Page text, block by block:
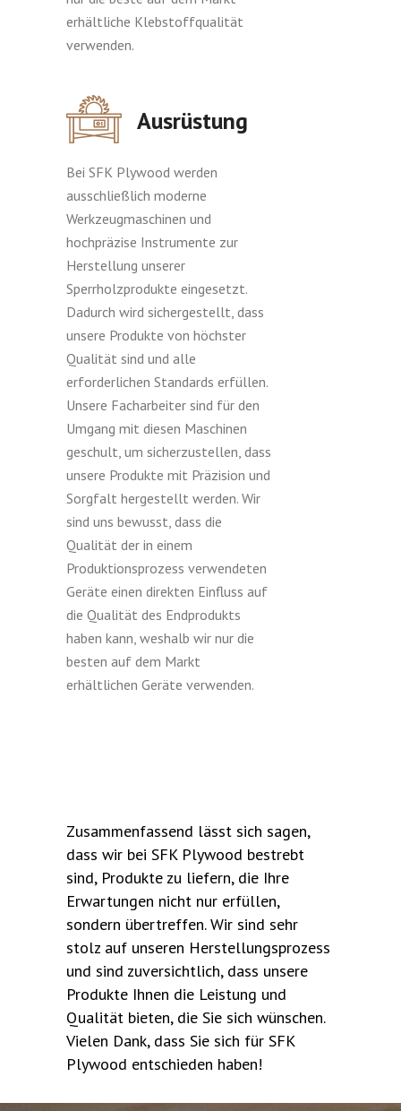
erhältliche Klebstoffqualität
verwenden.
Ausrüstung
Bei SFK Plywood werden
ausschließlich moderne
Werkzeugmaschinen und
hochpräzise Instrumente zur
Herstellung unserer
Sperrholzprodukte eingesetzt.
Dadurch wird sichergestellt, dass
unsere Produkte von höchster
Qualität sind und alle
erforderlichen Standards erfüllen.
Unsere Facharbeiter sind für den
Umgang mit diesen Maschinen
geschult, um sicherzustellen, dass
unsere Produkte mit Präzision und
Sorgfalt hergestellt werden. Wir
sind uns bewusst, dass die
Qualität der in einem
Produktionsprozess verwendeten
Geräte einen direkten Einfluss auf
die Qualität des Endprodukts
haben kann, weshalb wir nur die
besten auf dem Markt
erhältlichen Geräte verwenden.
Zusammenfassend lässt sich sagen,
dass wir bei SFK Plywood bestrebt
sind, Produkte zu liefern, die Ihre
Erwartungen nicht nur erfüllen,
sondern übertreffen. Wir sind sehr
stolz auf unseren Herstellungsprozess
und sind zuversichtlich, dass unsere
Produkte Ihnen die Leistung und
Qualität bieten, die Sie sich wünschen.
Vielen Dank, dass Sie sich für SFK
Plywood entschieden haben!